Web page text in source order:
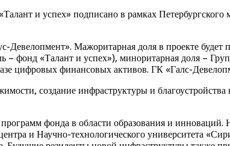
и успех» подписано в рамках
Девелопмент». Мажоритарная доля в проекте
фонд «Талант и успех»), миноритарная доля –
цифровых финансовых активов. ГК «Галс-
создание инфраструктуры и
фонда в области образования и инноваций.
и Научно-технологического университета